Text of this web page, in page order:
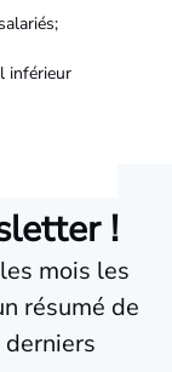
inférieur
!
mois les
résumé de